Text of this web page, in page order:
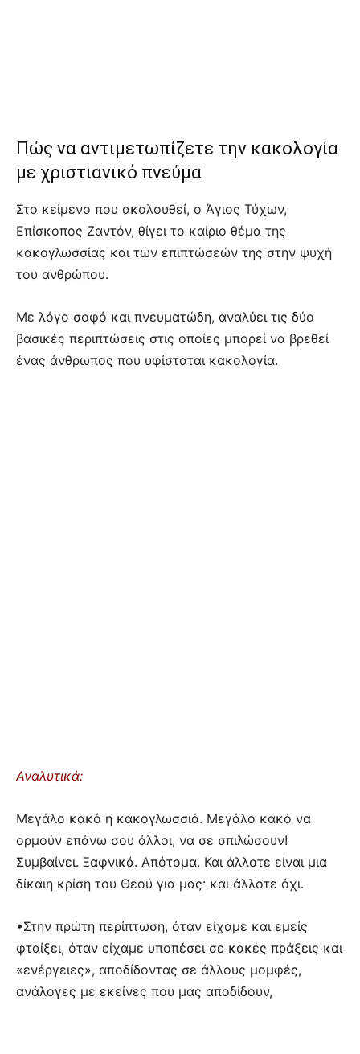
Πώς να αντιμετωπίζετε την κακολογία
με χριστιανικό πνεύμα
Στο κείμενο που ακολουθεί, ο Άγιος Τύχων,
Επίσκοπος Ζαντόν, θίγει το καίριο θέμα της
κακογλωσσίας και των επιπτώσεών της στην ψυχή
του ανθρώπου.
Με λόγο σοφό και πνευματώδη, αναλύει τις δύο
βασικές περιπτώσεις στις οποίες μπορεί να βρεθεί
ένας άνθρωπος που υφίσταται κακολογία.
Αναλυτικά:
Μεγάλο κακό η κακογλωσσιά. Μεγάλο κακό να
ορμούν επάνω σου άλλοι, να σε σπιλώσουν!
Συμβαίνει. Ξαφνικά. Απότομα. Και άλλοτε είναι μια
δίκαιη κρίση του Θεού για μας· και άλλοτε όχι.
•Στην πρώτη περίπτωση, όταν είχαμε και εμείς
φταίξει, όταν είχαμε υποπέσει σε κακές πράξεις και
«ενέργειες», αποδίδοντας σε άλλους μομφές,
ανάλογες με εκείνες που μας αποδίδουν,